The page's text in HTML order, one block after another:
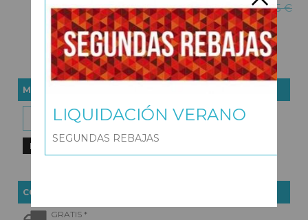
MARCAS
COSTES DE ENVÍO
GRATIS *
32,95 € 36,95 €
LIQUIDACIÓN VERANO
SEGUNDAS REBAJAS